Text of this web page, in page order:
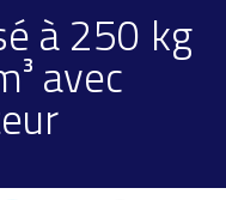
à 250 kg
avec